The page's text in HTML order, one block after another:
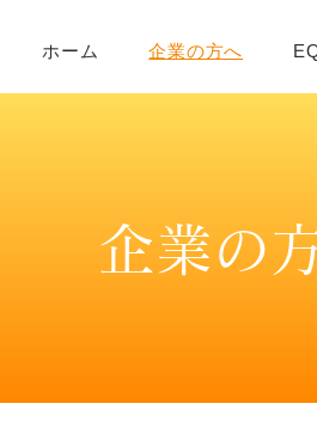
ホーム 企業の方へ
企業の